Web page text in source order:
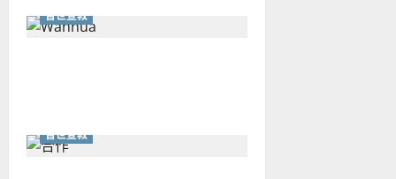
普世宣教
普世宣教